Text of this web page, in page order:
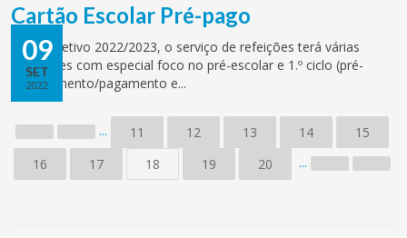
09
SET
2022
Cartão Escolar Pré-pago
No ano letivo 2022/2023, o serviço de refeições terá várias
alterações com especial foco no pré-escolar e 1.º ciclo (pré-
carregamento/pagamento e...
... 11 12 13 14
15
16
17 18 19 20 ...